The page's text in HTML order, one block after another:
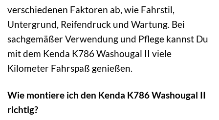
verschiedenen Faktoren ab, wie Fahrstil,
Untergrund, Reifendruck und Wartung. Bei
sachgemäßer Verwendung und Pflege kannst Du
mit dem Kenda K786 Washougal II viele
Kilometer Fahrspaß genießen.
Wie montiere ich den Kenda K786 Washougal II
richtig?